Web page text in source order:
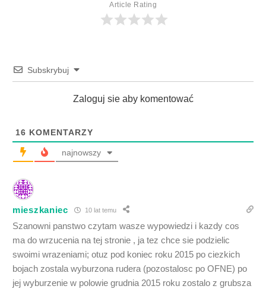
Article Rating
Subskrybuj
Zaloguj sie aby komentować
16 KOMENTARZY
najnowszy
mieszkaniec 10 lat temu
Szanowni panstwo czytam wasze wypowiedzi i kazdy cos
ma do wrzucenia na tej stronie , ja tez chce sie podzielic
swoimi wrazeniami; otuz pod koniec roku 2015 po ciezkich
bojach zostala wyburzona rudera (pozostalosc po OFNE) po
jej wyburzenie w polowie grudnia 2015 roku zostalo z grubsza